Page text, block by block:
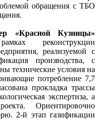
обращения с ТБО
«Красной Кузницы»
реконструкции
реализуемой с
производства, с
технические условия на
потребление 7,7
прокладка трассы
экспертиза, а
Ориентировочно
2-й этап газификации